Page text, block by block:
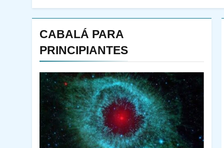
CABALÁ PARA
PRINCIPIANTES